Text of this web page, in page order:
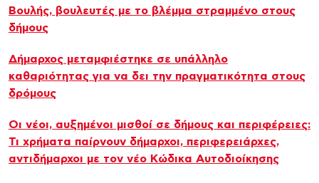
Βουλής, βουλευτές με το βλέμμα στραμμένο στους
δήμους
Δήμαρχος μεταμφιέστηκε σε υπάλληλο
καθαριότητας για να δει την πραγματικότητα στους
δρόμους
Οι νέοι, αυξημένοι μισθοί σε δήμους και περιφέρειες:
Τι χρήματα παίρνουν δήμαρχοι, περιφερειάρχες,
αντιδήμαρχοι με τον νέο Κώδικα Αυτοδιοίκησης